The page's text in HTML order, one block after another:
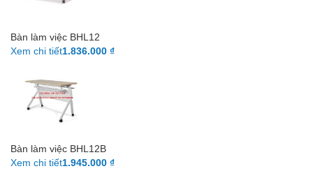
Bàn làm việc BHL12
Xem chi tiết1.836.000 ₫
Bàn làm việc BHL12B
Xem chi tiết1.945.000 ₫